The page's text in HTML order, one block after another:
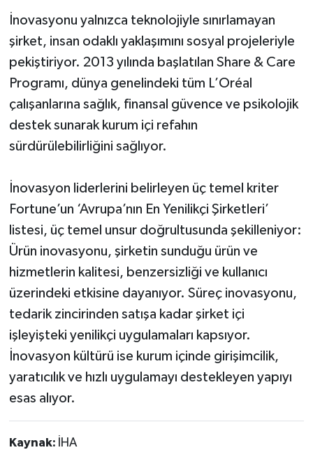
İnovasyonu yalnızca teknolojiyle sınırlamayan
şirket, insan odaklı yaklaşımını sosyal projeleriyle
pekiştiriyor. 2013 yılında başlatılan Share & Care
Programı, dünya genelindeki tüm L’Oréal
çalışanlarına sağlık, finansal güvence ve psikolojik
destek sunarak kurum içi refahın
sürdürülebilirliğini sağlıyor.
İnovasyon liderlerini belirleyen üç temel kriter
Fortune’un ‘Avrupa’nın En Yenilikçi Şirketleri’
listesi, üç temel unsur doğrultusunda şekilleniyor:
Ürün inovasyonu, şirketin sunduğu ürün ve
hizmetlerin kalitesi, benzersizliği ve kullanıcı
üzerindeki etkisine dayanıyor. Süreç inovasyonu,
tedarik zincirinden satışa kadar şirket içi
işleyişteki yenilikçi uygulamaları kapsıyor.
İnovasyon kültürü ise kurum içinde girişimcilik,
yaratıcılık ve hızlı uygulamayı destekleyen yapıyı
esas alıyor.
Kaynak: İHA